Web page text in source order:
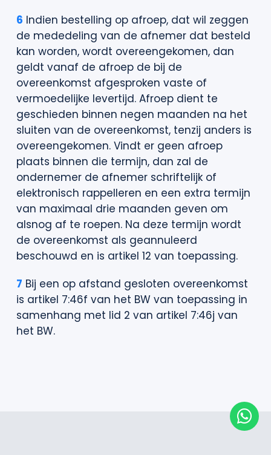
6 Indien bestelling op afroep, dat wil zeggen
de mededeling van de afnemer dat besteld
kan worden, wordt overeengekomen, dan
geldt vanaf de afroep de bij de
overeenkomst afgesproken vaste of
vermoedelijke levertijd. Afroep dient te
geschieden binnen negen maanden na het
sluiten van de overeenkomst, tenzij anders is
overeengekomen. Vindt er geen afroep
plaats binnen die termijn, dan zal de
ondernemer de afnemer schriftelijk of
elektronisch rappelleren en een extra termijn
van maximaal drie maanden geven om
alsnog af te roepen. Na deze termijn wordt
de overeenkomst als geannuleerd
beschouwd en is artikel 12 van toepassing.
7 Bij een op afstand gesloten overeenkomst
is artikel 7:46f van het BW van toepassing in
samenhang met lid 2 van artikel 7:46j van
het BW.